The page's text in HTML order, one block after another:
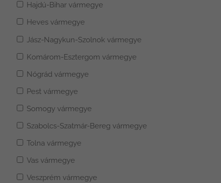
Hajdú-Bihar vármegye
Heves vármegye
Jász-Nagykun-Szolnok vármegye
Komárom-Esztergom vármegye
Nógrád vármegye
Pest vármegye
Somogy vármegye
Szabolcs-Szatmár-Bereg vármegye
Tolna vármegye
Vas vármegye
Veszprém vármegye